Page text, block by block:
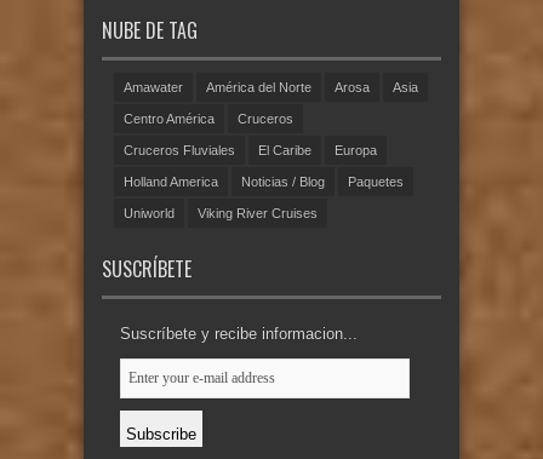
NUBE DE TAG
Amawater América del Norte Arosa Asia
Centro América Cruceros
Cruceros Fluviales El Caribe Europa
Holland America Noticias / Blog Paquetes
Uniworld Viking River Cruises
SUSCRÍBETE
Suscríbete y recibe informacion...